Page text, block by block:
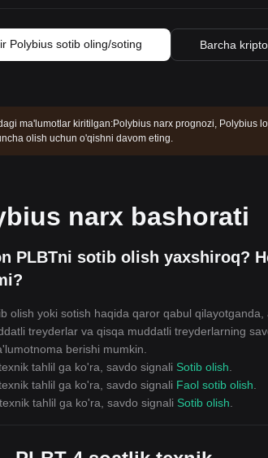
Polybius sotib oling/soting Barcha
ma'lumotlar kiritilgan:Polybius narx prognozi, Polybius
olish uchun o'qishni davom eting.
narx bashorati
PLBTni sotib olish yaxshiroq?
olish yoki sotish haqida qaror qabul
treyderlar va qisqa muddatli treyderlarning
berishi mumkin.
tahlil ga ko'ra, savdo signali Sotib olish
tahlil ga ko'ra, savdo signali Faol sotib olish
tahlil ga ko'ra, savdo signali Sotib olish